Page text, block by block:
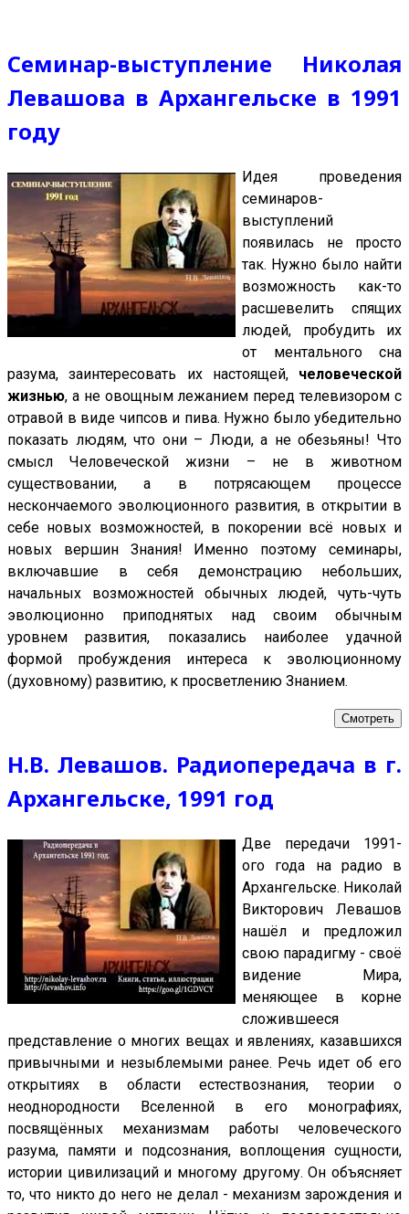
Cеминар-выступление Николая
Левашова в Архангельске в 1991
году
Идея проведения
cеминаров-
выступлений
появилась не просто
так. Нужно было найти
возможность как-то
расшевелить спящих
людей, пробудить их
от ментального сна
разума, заинтересовать их настоящей, человеческой
жизнью, а не овощным лежанием перед телевизором с
отравой в виде чипсов и пива. Нужно было убедительно
показать людям, что они – Люди, а не обезьяны! Что
смысл Человеческой жизни – не в животном
существовании, а в потрясающем процессе
нескончаемого эволюционного развития, в открытии в
себе новых возможностей, в покорении всё новых и
новых вершин Знания! Именно поэтому семинары,
включавшие в себя демонстрацию небольших,
начальных возможностей обычных людей, чуть-чуть
эволюционно приподнятых над своим обычным
уровнем развития, показались наиболее удачной
формой пробуждения интереса к эволюционному
(духовному) развитию, к просветлению Знанием.
Смотреть
Н.В. Левашов. Радиопередача в г.
Архангельске, 1991 год
Две передачи 1991-
ого года на радио в
Архангельске. Николай
Викторович Левашов
нашёл и предложил
свою парадигму - своё
видение Мира,
меняющее в корне
сложившееся
представление о многих вещах и явлениях, казавшихся
привычными и незыблемыми ранее. Речь идет об его
открытиях в области естествознания, теории о
неоднородности Вселенной в его монографиях,
посвящённых механизмам работы человеческого
разума, памяти и подсознания, воплощения сущности,
истории цивилизаций и многому другому. Он объясняет
то, что никто до него не делал - механизм зарождения и